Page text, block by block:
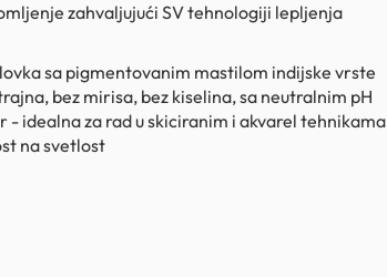
zahvaljujući SV tehnologiji lepljenja
sa pigmentovanim mastilom indijske vrste
bez mirisa, bez kiselina, sa neutralnim pH
- idealna za rad u skiciranim i akvarel tehnikama
na svetlost